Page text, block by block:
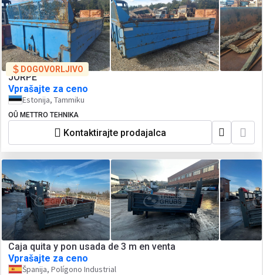
DOGOVORLJIVO
JORPE
Vprašajte za ceno
Estonija, Tammiku
OÛ METTRO TEHNIKA
Kontaktirajte prodajalca
Caja quita y pon usada de 3 m en venta
Vprašajte za ceno
Španija, Polígono Industrial